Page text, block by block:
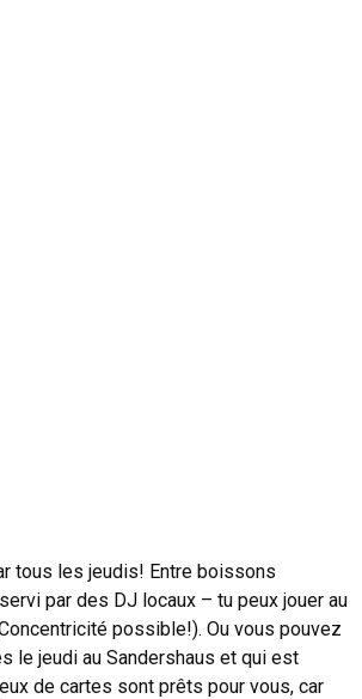
tous les jeudis! Entre boissons
par des DJ locaux – tu peux jouer au
possible!). Ou vous pouvez
le jeudi au Sandershaus et qui est
de cartes sont prêts pour vous, car